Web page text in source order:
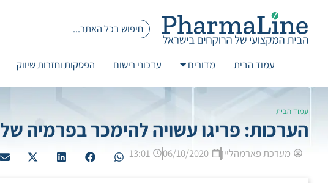
עמוד הבית מדורים עדכוני רישום הפסקות וחזרות שיווק
עמוד הבית
הערכות: פריגו עשויה להימכר בפרמיה של 20% על מחיר השוק
מערכת פארמהליין 06/10/2020
13:01